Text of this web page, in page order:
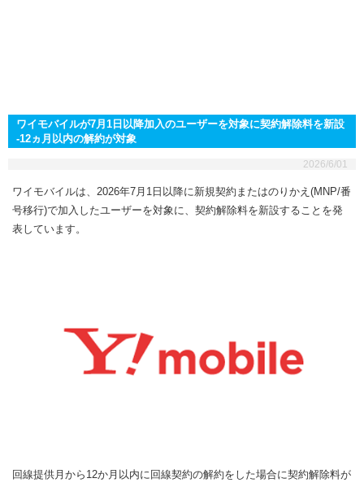
ワイモバイルが7月1日以降加入のユーザーを対象に契約解除料を新設
-12ヵ月以内の解約が対象
2026/6/01
ワイモバイルは、2026年7月1日以降に新規契約またはのりかえ(MNP/番
号移行)で加入したユーザーを対象に、契約解除料を新設することを発
表しています。
回線提供月から12か月以内に回線契約の解約をした場合に契約解除料が